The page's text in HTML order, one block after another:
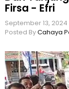
Firsa - Efri
September 13, 2024
Posted ByCahaya